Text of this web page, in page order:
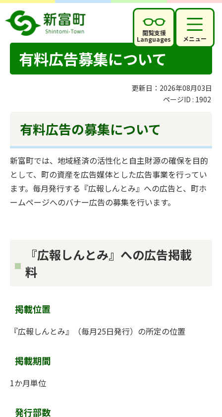
閲覧支援
Languages メニュー
有料広告募集について
更新日：2026年08月03日
ページID : 1902
有料広告の募集について
新富町では、地域経済の活性化と自主財源の確保を目的
として、町の資産を広告媒体とした広告事業を行ってい
ます。毎月発行する『広報しんとみ』への広告と、町ホ
ームページへのバナー広告の募集を行います。
『広報しんとみ』への広告掲載
料
掲載位置
『広報しんとみ』（毎月25日発行）の所定の位置
掲載期間
1か月単位
発行部数